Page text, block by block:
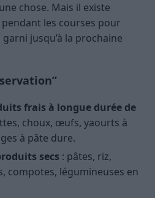
chose. Mais il existe
les courses pour
jusqu’à la prochaine
frais à longue durée de
choux, œufs, yaourts à
à pâte dure.
secs : pâtes, riz,
compotes, légumineuses en